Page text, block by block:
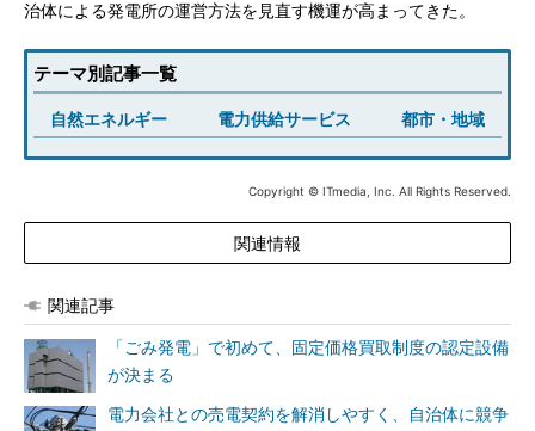
治体による発電所の運営方法を見直す機運が高まってきた。
テーマ別記事一覧
自然エネルギー 電力供給サービス 都市・地域
Copyright © ITmedia, Inc. All Rights Reserved.
関連情報
関連記事
「ごみ発電」で初めて、固定価格買取制度の認定設備
が決まる
電力会社との売電契約を解消しやすく、自治体に競争